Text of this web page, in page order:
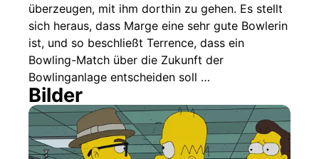
überzeugen, mit ihm dorthin zu gehen. Es stellt
sich heraus, dass Marge eine sehr gute Bowlerin
ist, und so beschließt Terrence, dass ein
Bowling-Match über die Zukunft der
Bowlinganlage entscheiden soll …
Bilder